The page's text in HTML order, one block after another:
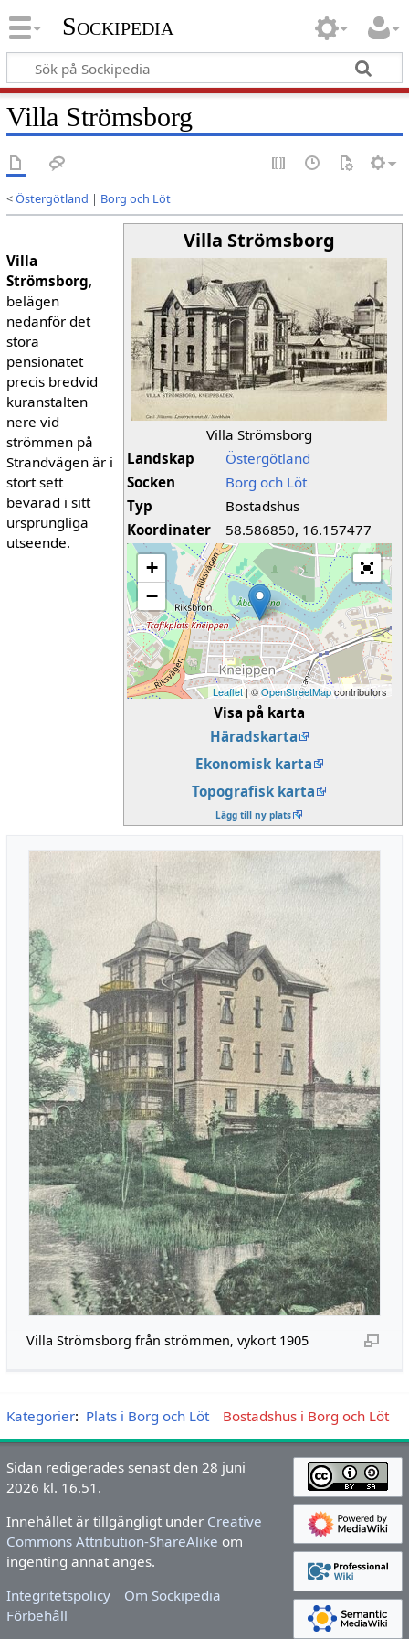
Sockipedia
Villa Strömsborg
<Östergötland | Borg och Löt
Villa Strömsborg
Villa Strömsborg
Landskap
Östergötland
Socken
Borg och Löt
Typ
Bostadshus
Koordinater
58.586850, 16.157477
+
−
Leaflet| ©OpenStreetMapcontributors
Visa på karta
Häradskarta
Ekonomisk karta
Topografisk karta
Lägg till ny plats
Villa
Strömsborg,
belägen
nedanför det
stora
pensionatet
precis bredvid
kuranstalten
nere vid
strömmen på
Strandvägen är i
stort sett
bevarad i sitt
ursprungliga
utseende.
Villa Strömsborg från strömmen, vykort 1905
Kategorier: Plats i Borg och Löt Bostadshus i Borg och Löt
Sidan redigerades senast den 28 juni
2026 kl. 16.51.
Innehållet är tillgängligt under Creative
Commons Attribution-ShareAlike om
ingenting annat anges.
Integritetspolicy
Om Sockipedia
Förbehåll